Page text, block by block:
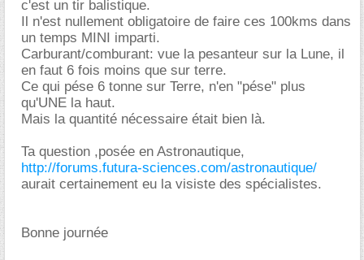
c'est un tir balistique.
Il n'est nullement obligatoire de faire ces 100kms dans
un temps MINI imparti.
Carburant/comburant: vue la pesanteur sur la Lune, il
en faut 6 fois moins que sur terre.
Ce qui pése 6 tonne sur Terre, n'en "pése" plus
qu'UNE la haut.
Mais la quantité nécessaire était bien là.
Ta question ,posée en Astronautique,
http://forums.futura-sciences.com/astronautique/
aurait certainement eu la visiste des spécialistes.
Bonne journée